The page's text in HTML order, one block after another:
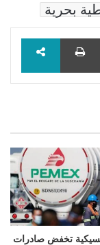
بحرية
مشاركة عبر البريد طباعة
تخفض صادرات